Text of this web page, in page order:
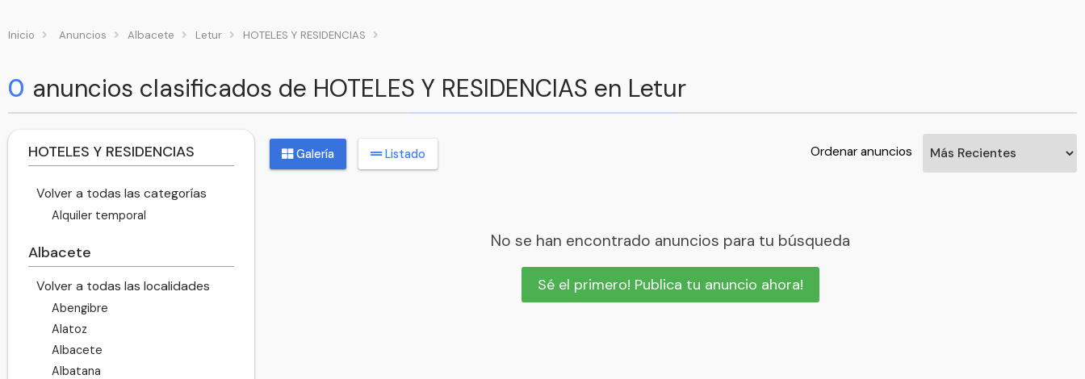
Inicio Anuncios Albacete Letur HOTELES Y RESIDENCIAS
0 anuncios clasificados de HOTELES Y RESIDENCIAS en Letur
HOTELES Y RESIDENCIAS
Volver a todas las categorías
Alquiler temporal
Albacete
Volver a todas las localidades
Abengibre
Alatoz
Albacete
Albatana
Galería Listado Ordenar anuncios
No se han encontrado anuncios para tu búsqueda
Sé el primero! Publica tu anuncio ahora!